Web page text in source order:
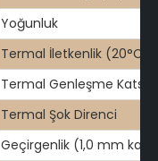
Yoğunluk
Termal İletkenlik (20°C)
Termal Genleşme
Termal Şok Direnci
Geçirgenlik (1,0 mm